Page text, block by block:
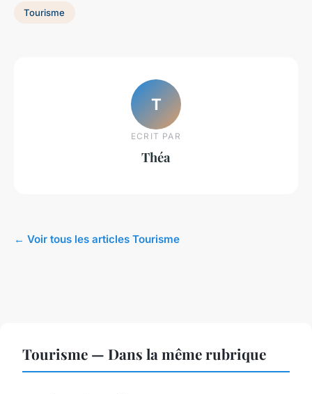
Tourisme
T
ECRIT PAR
Théa
← Voir tous les articles Tourisme
Tourisme — Dans la même rubrique